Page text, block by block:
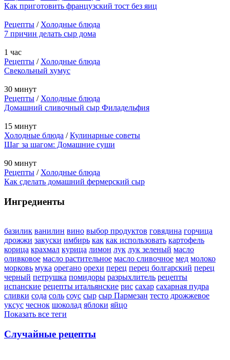
Как приготовить французский тост без яиц
Рецепты /Холодные блюда
7 причин делать сыр дома
1 час
Рецепты /Холодные блюда
Свекольный хумус
30 минут
Рецепты /Холодные блюда
Домашний сливочный сыр Филадельфия
15 минут
Холодные блюда /Кулинарные советы
Шаг за шагом: Домашние суши
90 минут
Рецепты /Холодные блюда
Как сделать домашний фермерский сыр
Ингредиенты
базилик ванилин вино выбор продуктов говядина горчица
дрожжи закуски имбирь как как использовать картофель
корица крахмал курица лимон лук лук зеленый масло
оливковое масло растительное масло сливочное мед молоко
морковь мука орегано орехи перец перец болгарский перец
черный петрушка помидоры разрыхлитель рецепты
испанские рецепты итальянские рис сахар сахарная пудра
сливки сода соль соус сыр сыр Пармезан тесто дрожжевое
уксус чеснок шоколад яблоки яйцо
Показать все теги
Случайные рецепты